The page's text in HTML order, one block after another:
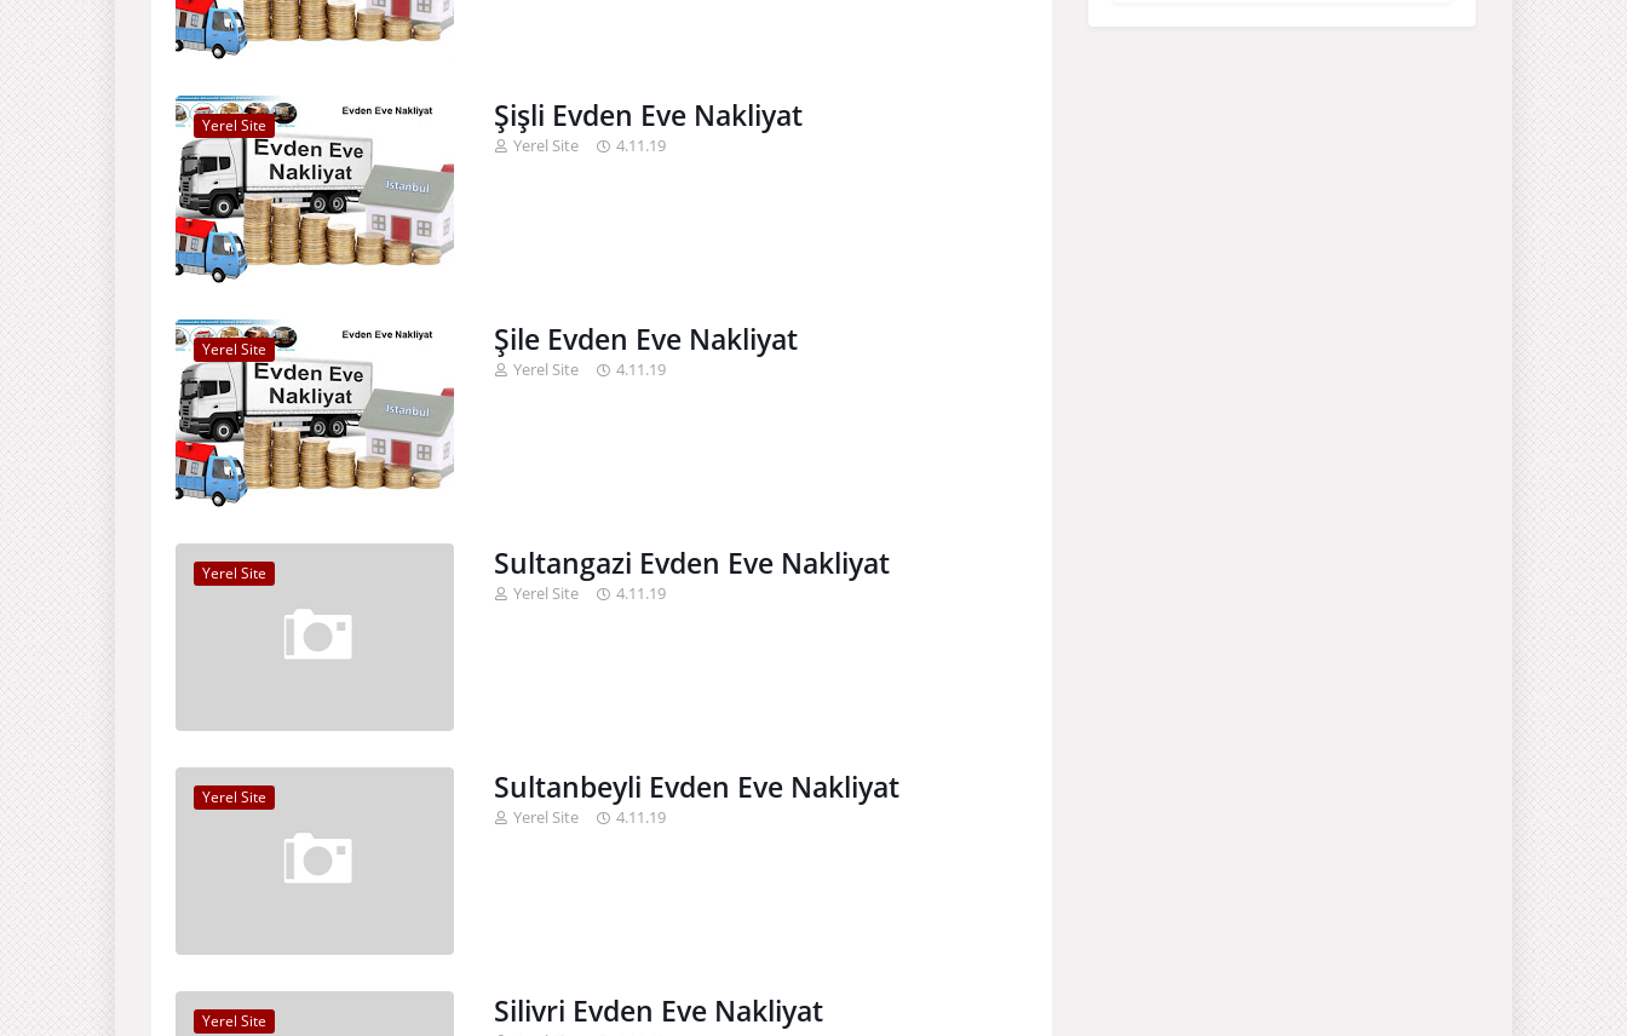
Yerel Site Şişli Evden Eve Nakliyat
Yerel Site 4.11.19
Yerel Site Şile Evden Eve Nakliyat
Yerel Site 4.11.19
Yerel Site Sultangazi Evden Eve Nakliyat
Yerel Site 4.11.19
Yerel Site Sultanbeyli Evden Eve Nakliyat
Yerel Site 4.11.19
Yerel Site Silivri Evden Eve Nakliyat